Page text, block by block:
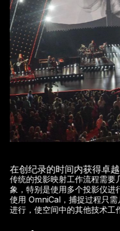
在创纪录的时间内获得卓
传统的投影映射工作流程需要
象，特别是使用多个投影仪进
使用 OmniCal，捕捉过程只
进行，使空间中的其他技术工